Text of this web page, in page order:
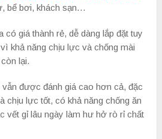
bể bơi, khách sạn…
có giá thành rẻ, dễ dàng lắp đặt tuy
khả năng chịu lực và chống mài
lại.
được đánh giá cao hơn cả, đặc
chịu lực tốt, có khả năng chống ăn
vết gỉ lâu ngày làm hư hở rò rỉ chất